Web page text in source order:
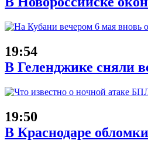
19:54
В Геленджике сняли
19:50
В Краснодаре